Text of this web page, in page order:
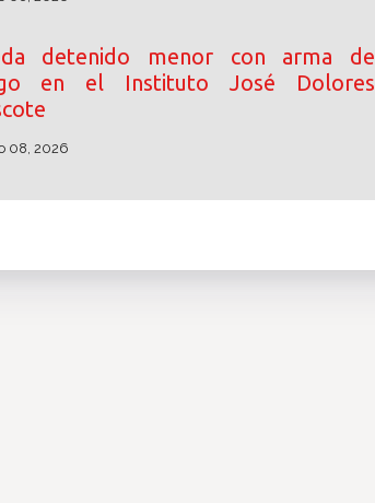
detenido menor con arma de
en el Instituto José Dolores
08, 2026